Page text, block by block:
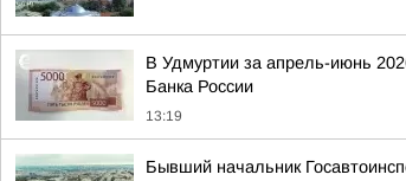
В Удмуртии за апрель-июнь
Банка России
13:19
Бывший начальник